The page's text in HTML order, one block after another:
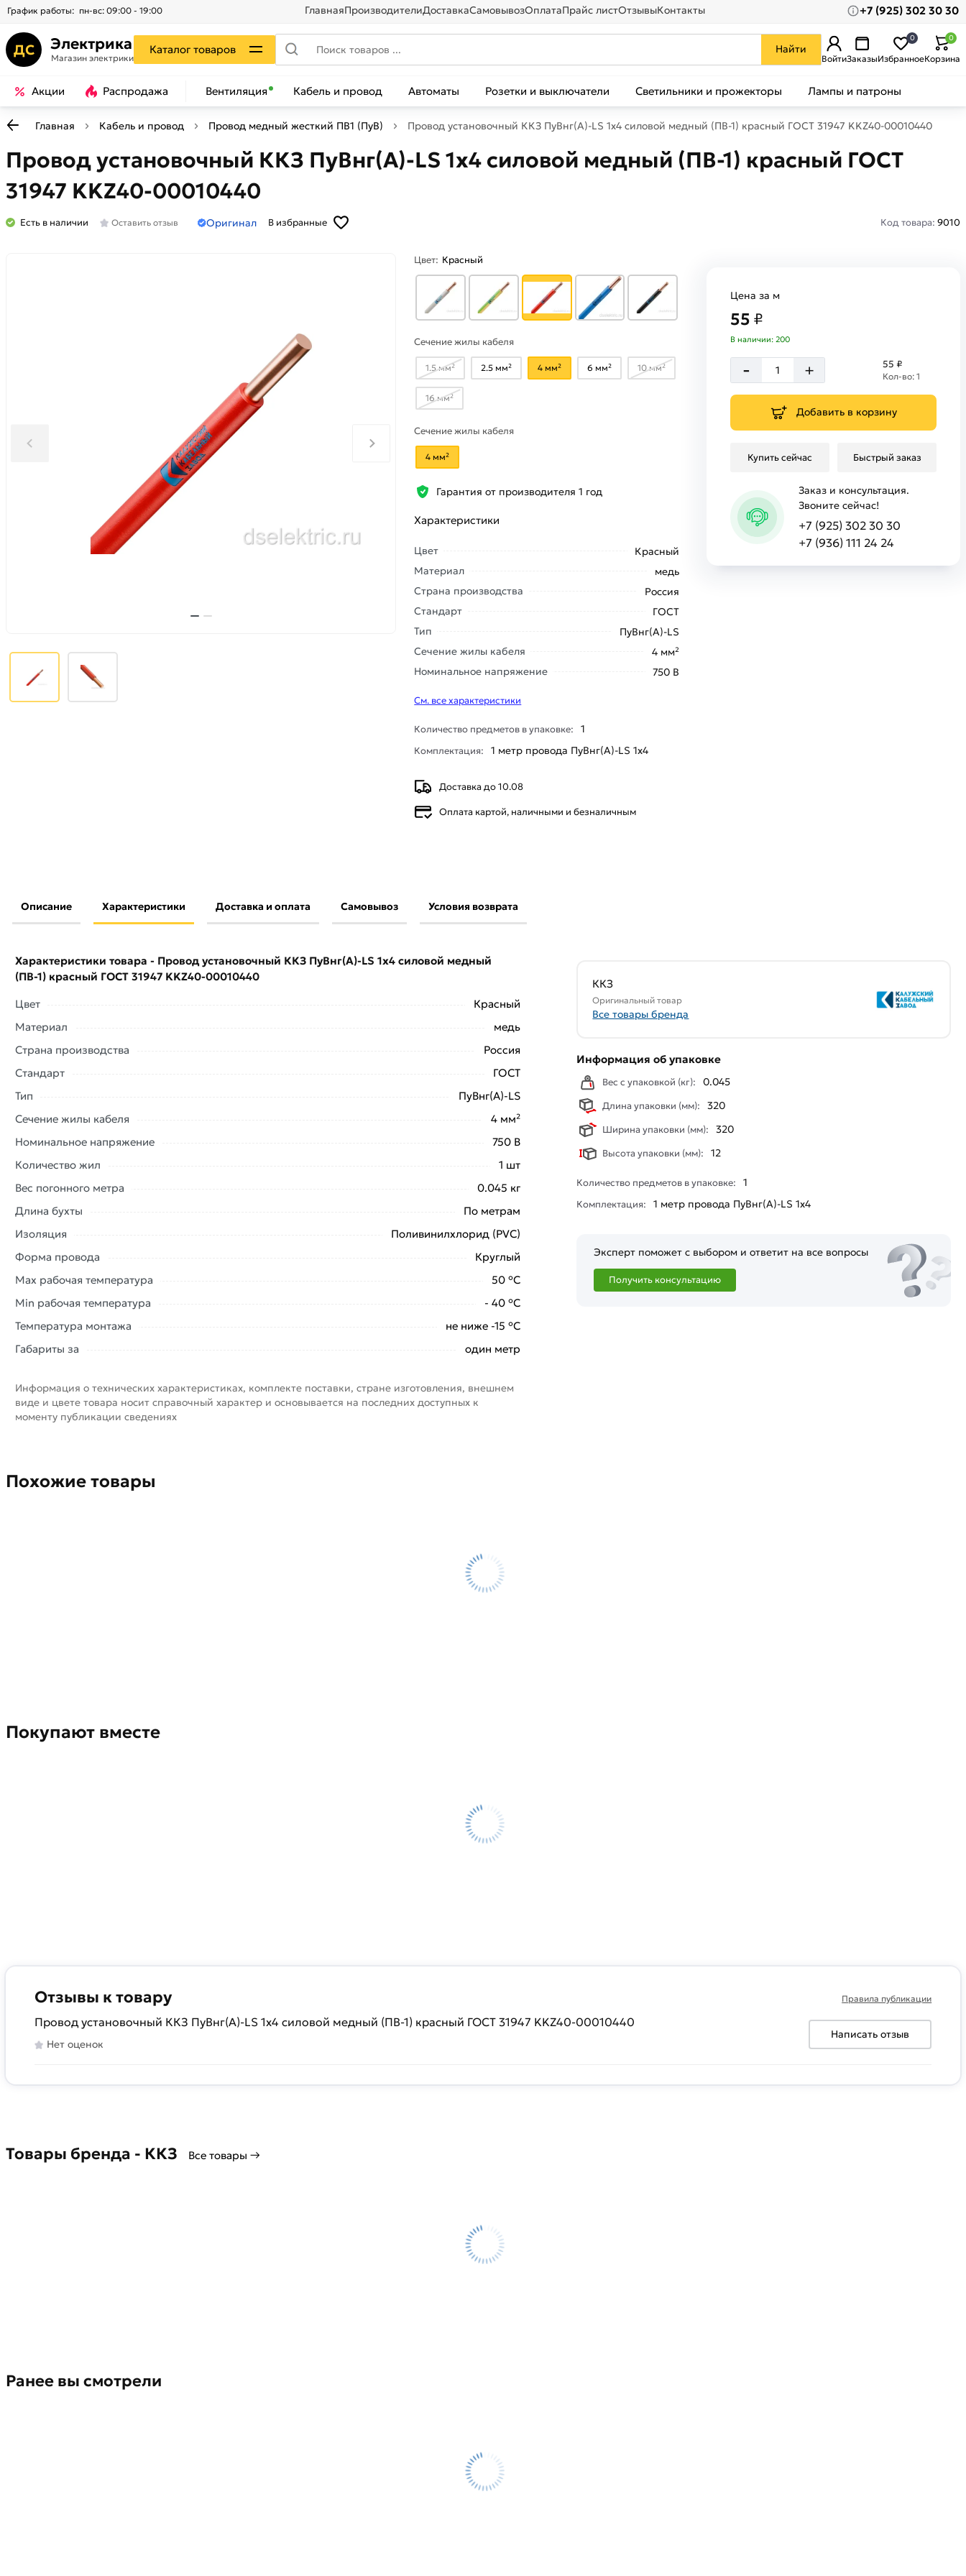
График работы: пн-вс: 09:00 - 19:00 ГлавнаяПроизводителиДоставкаСамовывозОплатаПрайс листОтзывыКонтакты +7 (925) 302 30 30
ДС Электрика
Магазин электрики
Каталог товаров Найти
ВойтиЗаказыИзбранное
0
Корзина
0
Акции Распродажа Вентиляция Кабель и провод Автоматы Розетки и выключатели Светильники и прожекторы Лампы и патроны
Главная Кабель и провод Провод медный жесткий ПВ1 (ПуВ) Провод установочный ККЗ ПуВнг(А)-LS 1х4 силовой медный (ПВ-1) красный ГОСТ 31947 KKZ40-00010440
Провод установочный ККЗ ПуВнг(А)-LS 1х4 силовой медный (ПВ-1) красный ГОСТ
31947 KKZ40-00010440
Есть в наличии Оставить отзыв Оригинал В избранные Код товара: 9010
Цвет: Красный
Сечение жилы кабеля
1.5 мм² 2.5 мм² 4 мм² 6 мм² 10 мм²
16 мм²
Сечение жилы кабеля
4 мм²
Гарантия от производителя 1 год
Характеристики
Цвет
Красный
Материал
медь
Страна производства
Россия
Стандарт
ГОСТ
Тип
ПуВнг(А)-LS
Сечение жилы кабеля
4 мм²
Номинальное напряжение
750 В
См. все характеристики
Количество предметов в упаковке: 1
Комплектация: 1 метр провода ПуВнг(А)-LS 1х4
Доставка до 10.08
Оплата картой, наличными и безналичным
Цена за м
55 ₽
В наличии: 200
- + 55 ₽
Кол-во: 1
Добавить в корзину
Купить сейчас Быстрый заказ
Заказ и консультация.
Звоните сейчас!
+7 (925) 302 30 30
+7 (936) 111 24 24
Описание Характеристики Доставка и оплата Самовывоз Условия возврата
Наши профессиональные менеджеры обработают заказ и свяжутся с Вами для согласования условий
описанием, характеристиками и отзывами.
купленного товарa в течение 7 дней (наличие чека обязательно).
Характеристики товара - Провод установочный ККЗ ПуВнг(А)-LS 1х4 силовой медный
(ПВ-1) красный ГОСТ 31947 KKZ40-00010440
Цвет
Красный
Материал
медь
Страна производства
Россия
Стандарт
ГОСТ
Тип
ПуВнг(А)-LS
Сечение жилы кабеля
4 мм²
Номинальное напряжение
750 В
Количество жил
1 шт
Вес погонного метра
0.045 кг
Длина бухты
По метрам
Изоляция
Поливинилхлорид (PVC)
Форма провода
Круглый
Max рабочая температура
50 °С
Min рабочая температура
- 40 °С
Температура монтажа
не ниже -15 °С
Габариты за
один метр
Информация о технических характеристиках, комплекте поставки, стране изготовления, внешнем
виде и цвете товара носит справочный характер и основывается на последних доступных к
моменту публикации сведениях
ККЗ
Оригинальный товар
Все товары бренда
Информация об упаковке
Вес с упаковкой (кг): 0.045
Длина упаковки (мм): 320
Ширина упаковки (мм): 320
Высота упаковки (мм): 12
Количество предметов в упаковке: 1
Комплектация: 1 метр провода ПуВнг(А)-LS 1х4
Эксперт поможет с выбором и ответит на все вопросы
Получить консультацию
Похожие товары
Покупают вместе
Отзывы к товару
Провод установочный ККЗ ПуВнг(А)-LS 1х4 силовой медный (ПВ-1) красный ГОСТ 31947 KKZ40-00010440
Нет оценок
Правила публикации
Написать отзыв
Товары бренда - ККЗ Все товары →
Ранее вы смотрели